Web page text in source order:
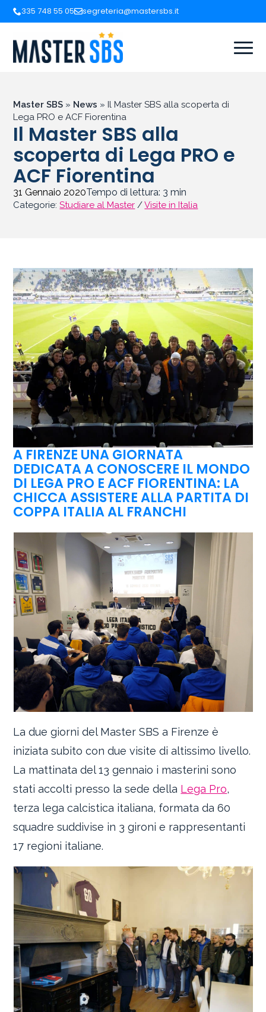
335 748 55 05 segreteria@mastersbs.it
Master SBS » News » Il Master SBS alla scoperta di
Lega PRO e ACF Fiorentina
Il Master SBS alla
scoperta di Lega PRO e
ACF Fiorentina
31 Gennaio 2020Tempo di lettura: 3 min
Categorie:Studiare al Master /Visite in Italia
A FIRENZE UNA GIORNATA
DEDICATA A CONOSCERE IL MONDO
DI LEGA PRO E ACF FIORENTINA: LA
CHICCA ASSISTERE ALLA PARTITA DI
COPPA ITALIA AL FRANCHI
La due giorni del Master SBS a Firenze è
iniziata subito con due visite di altissimo livello.
La mattinata del 13 gennaio i masterini sono
stati accolti presso la sede della Lega Pro,
terza lega calcistica italiana, formata da 60
squadre suddivise in 3 gironi e rappresentanti
17 regioni italiane.